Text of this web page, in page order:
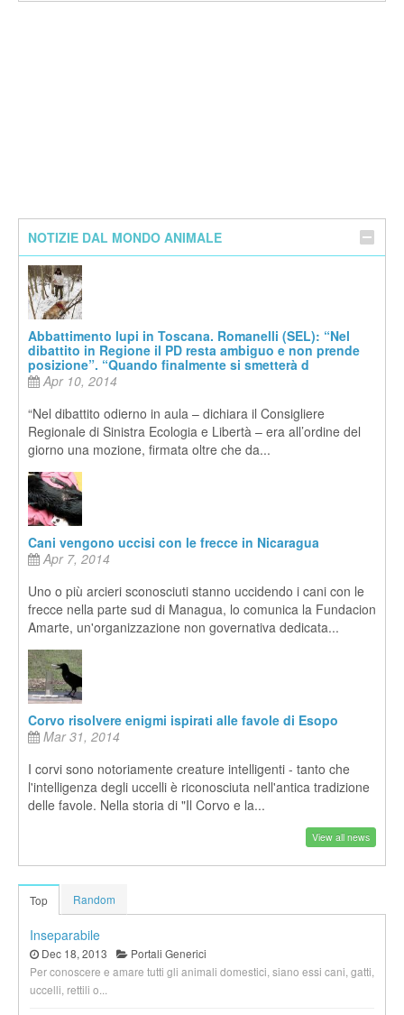
NOTIZIE DAL MONDO ANIMALE
Abbattimento lupi in Toscana. Romanelli (SEL): “Nel
dibattito in Regione il PD resta ambiguo e non prende
posizione”. “Quando finalmente si smetterà d
Apr 10, 2014
“Nel dibattito odierno in aula – dichiara il Consigliere
Regionale di Sinistra Ecologia e Libertà – era all’ordine del
giorno una mozione, firmata oltre che da...
Cani vengono uccisi con le frecce in Nicaragua
Apr 7, 2014
Uno o più arcieri sconosciuti stanno uccidendo i cani con le
frecce nella parte sud di Managua, lo comunica la Fundacion
Amarte, un'organizzazione non governativa dedicata...
Corvo risolvere enigmi ispirati alle favole di Esopo
Mar 31, 2014
I corvi sono notoriamente creature intelligenti - tanto che
l'intelligenza degli uccelli è riconosciuta nell'antica tradizione
delle favole. Nella storia di "Il Corvo e la...
View all news
Top Random
Inseparabile
Dec 18, 2013
Portali Generici
Per conoscere e amare tutti gli animali domestici, siano essi cani, gatti,
uccelli, rettili o...